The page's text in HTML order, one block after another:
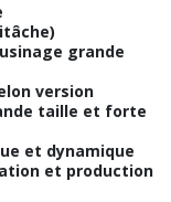
grande
version
taille et forte
et dynamique
et production